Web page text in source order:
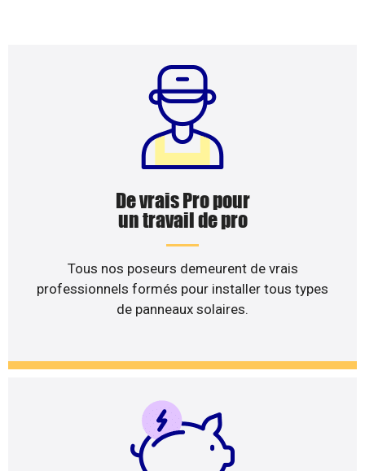
De vrais Pro pour
un travail de pro
Tous nos poseurs demeurent de vrais
professionnels formés pour installer tous types
de panneaux solaires.